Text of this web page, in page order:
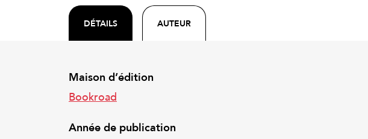
DÉTAILS AUTEUR
Maison d’édition
Bookroad
Année de publication